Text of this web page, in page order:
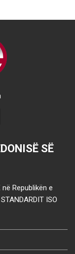
SË
në Republikën e
ISO